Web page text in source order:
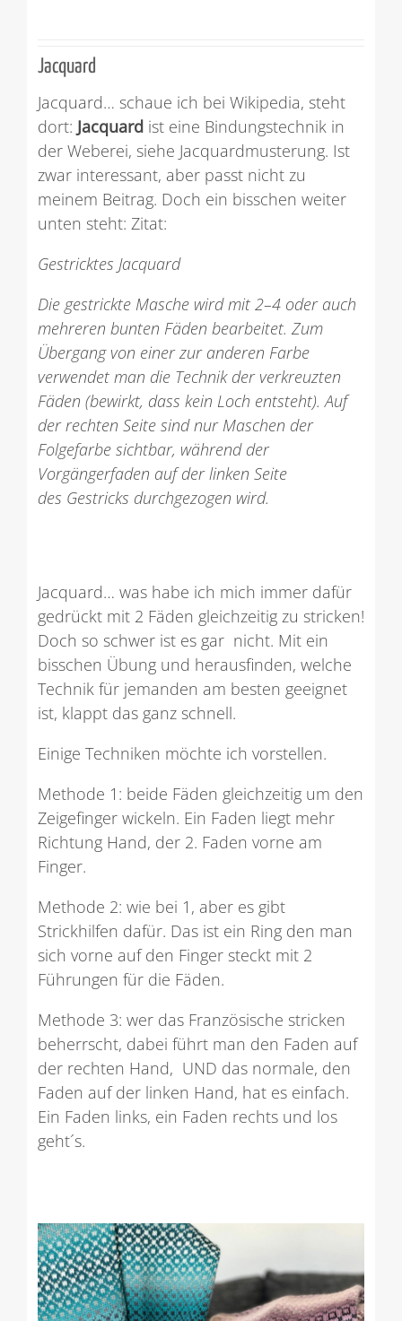
Jacquard
Jacquard… schaue ich bei Wikipedia, steht
dort: Jacquardist eine Bindungstechnik in
der Weberei, siehe Jacquardmusterung. Ist
zwar interessant, aber passt nicht zu
meinem Beitrag. Doch ein bisschen weiter
unten steht: Zitat:
Gestricktes Jacquard
Die gestrickte Masche wird mit 2–4 oder auch
mehreren bunten Fäden bearbeitet. Zum
Übergang von einer zur anderen Farbe
verwendet man die Technik der verkreuzten
Fäden (bewirkt, dass kein Loch entsteht). Auf
der rechten Seite sind nur Maschen der
Folgefarbe sichtbar, während der
Vorgängerfaden auf der linken Seite
des Gestricks durchgezogen wird.
Jacquard… was habe ich mich immer dafür
gedrückt mit 2 Fäden gleichzeitig zu stricken!
Doch so schwer ist es gar nicht. Mit ein
bisschen Übung und herausfinden, welche
Technik für jemanden am besten geeignet
ist, klappt das ganz schnell.
Einige Techniken möchte ich vorstellen.
Methode 1: beide Fäden gleichzeitig um den
Zeigefinger wickeln. Ein Faden liegt mehr
Richtung Hand, der 2. Faden vorne am
Finger.
Methode 2: wie bei 1, aber es gibt
Strickhilfen dafür. Das ist ein Ring den man
sich vorne auf den Finger steckt mit 2
Führungen für die Fäden.
Methode 3: wer das Französische stricken
beherrscht, dabei führt man den Faden auf
der rechten Hand, UND das normale, den
Faden auf der linken Hand, hat es einfach.
Ein Faden links, ein Faden rechts und los
geht´s.